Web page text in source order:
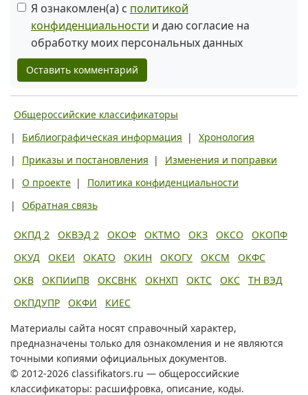
Я ознакомлен(а) с политикой
конфиденциальности и даю согласие на
обработку моих персональных данных
Оставить комментарий
Общероссийские классификаторы
|
Библиографическая информация |
Хронология
|
Приказы и постановления |
Изменения и поправки
|
О проекте |
Политика конфиденциальности
|
Обратная связь
ОКПД 2 ОКВЭД 2 ОКОФ ОКТМО ОКЗ ОКСО
ОКОПФ
ОКУД
ОКЕИ ОКАТО ОКИН ОКОГУ ОКСМ
ОКФС
ОКВ
ОКПИиПВ ОКСВНК ОКНХП ОКТС ОКС
ТН ВЭД
ОКПДУПР
ОКФИ
КИЕС
Материалы сайта носят справочный характер,
предназначены только для ознакомления и не являются
точными копиями официальных документов.
© 2012-2026 classifikators.ru — общероссийские
классификаторы: расшифровка, описание, коды.